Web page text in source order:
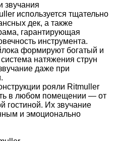
звучания
используется тщательно
дек, а также
гарантирующая
инструмента.
формируют богатый и
натяжения струн
даже при
рояли Ritmuller
в любом помещении — от
гостиной. Их звучание
и эмоционально